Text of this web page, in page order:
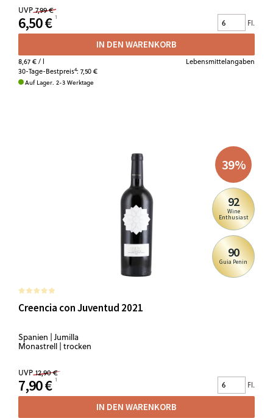
UVP 7,99 €
6,50 € Fl.
IN DEN WARENKORB
8,67 €/ l
Lebensmittelangaben
30-Tage-Bestpreis4: 7,50 €
Auf Lager. 2-3 Werktage
39%
92
Wine
Enthusiast
90
Guia Penin
Creencia con Juventud 2021
Spanien | Jumilla
Monastrell | trocken
UVP 12,90 €
7,90 € Fl.
IN DEN WARENKORB